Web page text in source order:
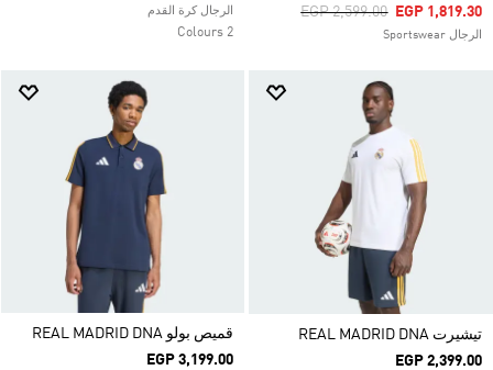
Price Reduced From
EGP 2,599.00ToEGP 1,819.30
الرجال Sportswear
الرجال كرة القدم
2 Colours
تيشيرت REAL MADRID DNA
EGP 2,399.00
قميص بولو REAL MADRID DNA
EGP 3,199.00